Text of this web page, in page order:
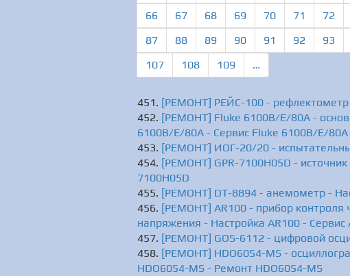
66
67 68 69 70 71 72
87
88 89 90 91 92 93
107
108 109 …
[РЕМОНТ] РЕЙС-100 - рефлектометр
[РЕМОНТ] Fluke 6100B/E/80A -
6100B/E/80A - Сервис Fluke 6100B/E/80A
[РЕМОНТ] ИОГ-20/20 -
[РЕМОНТ] GPR-7100H05D - источник
7100H05D
[РЕМОНТ] DT-8894 - анемометр -
[РЕМОНТ] AR100 - прибор контроля
напряжения - Настройка AR100 - Сервис
[РЕМОНТ] GOS-6112 - цифровой
[РЕМОНТ] HDO6054-MS -
HDO6054-MS - Ремонт HDO6054-MS